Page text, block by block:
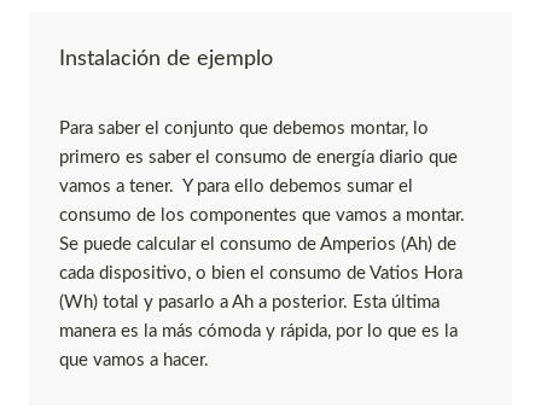
Instalación de ejemplo
Para saber el conjunto que debemos montar, lo
primero es saber el consumo de energía diario que
vamos a tener. Y para ello debemos sumar el
consumo de los componentes que vamos a montar.
Se puede calcular el consumo de Amperios (Ah) de
cada dispositivo, o bien el consumo de Vatios Hora
(Wh) total y pasarlo a Ah a posterior. Esta última
manera es la más cómoda y rápida, por lo que es la
que vamos a hacer.